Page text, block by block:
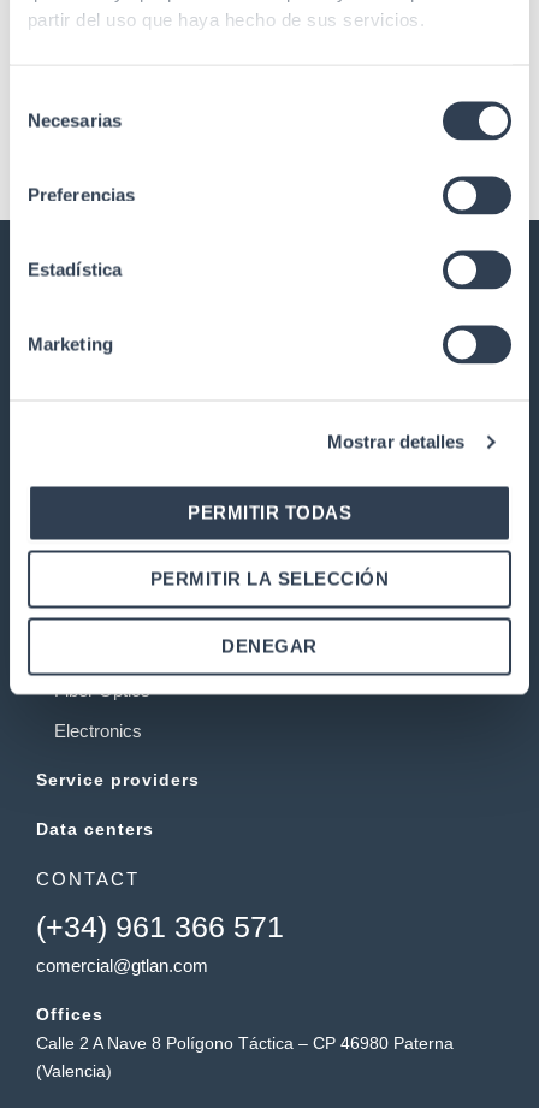
partir del uso que haya hecho de sus servicios.
Necesarias
Preferencias
Estadística
Marketing
Mostrar detalles
PERMITIR TODAS
PERMITIR LA SELECCIÓN
DENEGAR
Fiber optic splitter Fiber optic splitter
Our history
Warranty and returns
Telecommunications installations
Rack cabinets
Twisted copper pair network
Fiber Optics
Electronics
Service providers
Data centers
CONTACT
(+34) 961 366 571
comercial@gtlan.com
Offices
Calle 2 A Nave 8 Polígono Táctica – CP 46980 Paterna
(Valencia)